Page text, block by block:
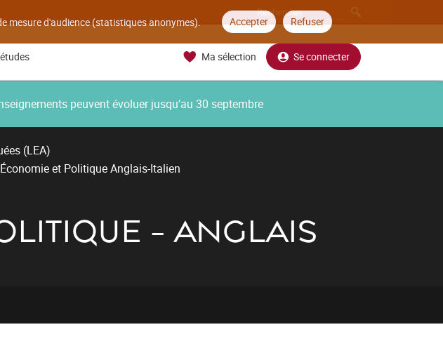
mesure d'audience (statistiques anonymes). Accepter Refuser
Ma sélection Se connecter
peuvent évoluer jusqu’au 30 septembre
(LEA)
et Politique Anglais-Italien
- ANGLAIS